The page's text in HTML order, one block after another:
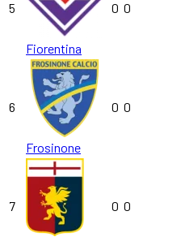
5
Fiorentina
0 0
6
Frosinone
0 0
7 0 0